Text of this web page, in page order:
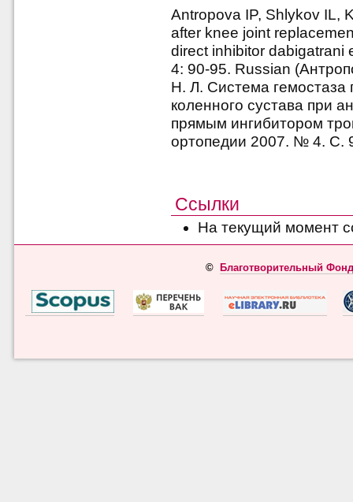
Antropova IP, Shlykov IL,
after knee joint
direct inhibitor dabigatrani
4: 90-95. Russian
Н. Л. Система гемостаза
коленного сустава при
прямым ингибитором
oртопедии 2007. № 4. С.
Ссылки
На текущий момент
© Благотворительный